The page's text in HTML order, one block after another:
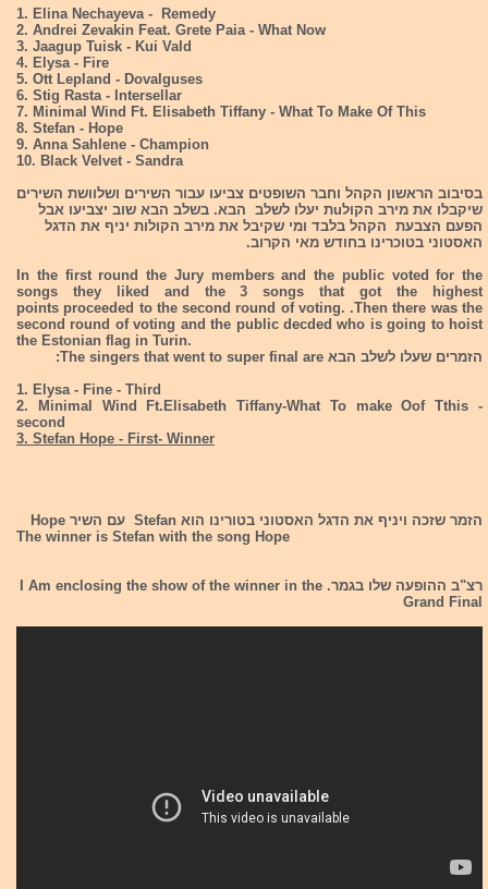
1. Elina Nechayeva - Remedy
2. Andrei Zevakin Feat. Grete Paia - What Now
3. Jaagup Tuisk - Kui Vald
4. Elysa - Fire
5. Ott Lepland - Dovalguses
6. Stig Rasta - Intersellar
7. Minimal Wind Ft. Elisabeth Tiffany - What To Make Of This
8. Stefan - Hope
9. Anna Sahlene - Champion
10. Black Velvet - Sandra
בסיבוב הראשון הקהל וחבר השופטים צביעו עבור השירים ושלוושת השירים
שיקבלו את מירב הקולuת יעלו לשלב הבא. בשלב הבא שוב יצביעו אבל
הפעם הצבעת הקהל בלבד ומי שקיבל את מירב הקולות יניף את הדגל
האסטוני בטוכרינו בחודש מאי הקרוב.
In the first round the Jury members and the public voted for the
songs they liked and the 3 songs that got the highest
points proceeded to the second round of voting. .Then there was the
second round of voting and the public decded who is going to hoist
the Estonian flag in Turin.
הזמרים שעלו לשלב הבא The singers that went to super final are:
1. Elysa - Fine - Third
2. Minimal Wind Ft.Elisabeth Tiffany-What To make Oof Tthis -
second
3. Stefan Hope - First- Winner
הזמר שזכה ויניף את הדגל האסטוני בטורינו הוא Stefan עם השיר Hope
The winner is Stefan with the song Hope
רצ"ב ההופעה שלו בגמר. I Am enclosing the show of the winner in the
Grand Final